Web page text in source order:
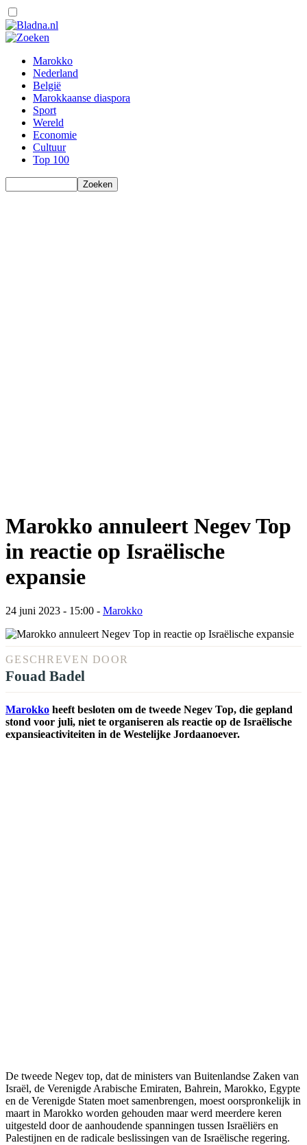
Marokko
Nederland
België
Marokkaanse diaspora
Sport
Wereld
Economie
Cultuur
Top 100
Marokko annuleert Negev Top
in reactie op Israëlische
expansie
24 juni 2023 - 15:00 - Marokko
GESCHREVEN DOOR
Fouad Badel
Marokko heeft besloten om de tweede Negev Top, die gepland
stond voor juli, niet te organiseren als reactie op de Israëlische
expansieactiviteiten in de Westelijke Jordaanoever.
De tweede Negev top, dat de ministers van Buitenlandse Zaken van
Israël, de Verenigde Arabische Emiraten, Bahrein, Marokko, Egypte
en de Verenigde Staten moet samenbrengen, moest oorspronkelijk in
maart in Marokko worden gehouden maar werd meerdere keren
uitgesteld door de aanhoudende spanningen tussen Israëliërs en
Palestijnen en de radicale beslissingen van de Israëlische regering.